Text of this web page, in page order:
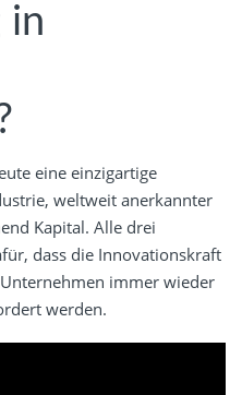
in
eine einzigartige
weltweit anerkannter
Kapital. Alle drei
dass die Innovationskraft
immer wieder
werden.